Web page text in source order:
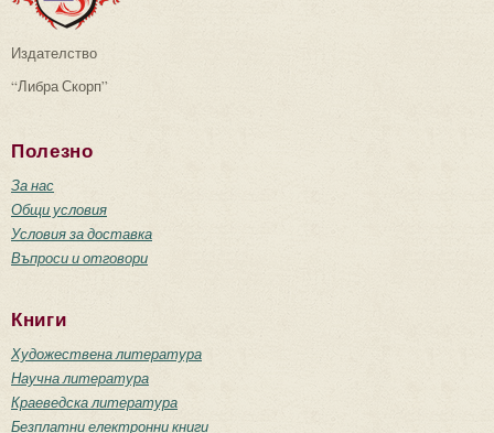
Издателство
“Либра Скорп”
Полезно
За нас
Общи условия
Условия за доставка
Въпроси и отговори
Книги
Художествена литература
Научна литература
Краеведска литература
Безплатни електронни книги